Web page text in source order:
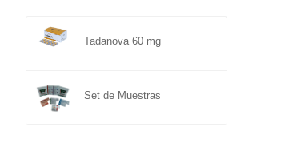
Tadanova 60 mg
Set de Muestras